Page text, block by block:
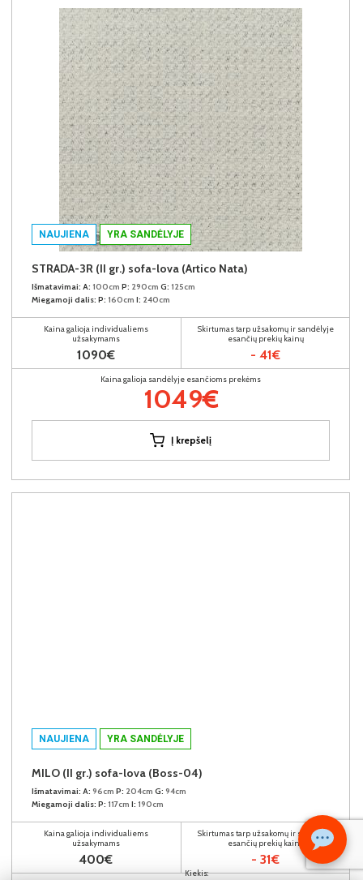
Kiekis:
NAUJIENA YRA SANDĖLYJE
STRADA-3R (II gr.) sofa-lova (Artico Nata)
Išmatavimai: A: 100cm P: 290cm G: 125cm
Miegamoji dalis: P: 160cm I: 240cm
Kaina galioja individualiems
užsakymams
1090€
Skirtumas tarp užsakomų ir sandėlyje
esančių prekių kainų
- 41€
Kaina galioja sandėlyje esančioms prekėms
1049€
Į krepšelį
NAUJIENA YRA SANDĖLYJE
MILO (II gr.) sofa-lova (Boss-04)
Išmatavimai: A: 96cm P: 204cm G: 94cm
Miegamoji dalis: P: 117cm I: 190cm
Kaina galioja individualiems
užsakymams
400€
Skirtumas tarp užsakomų ir sandėlyje
esančių prekių kainų
- 31€